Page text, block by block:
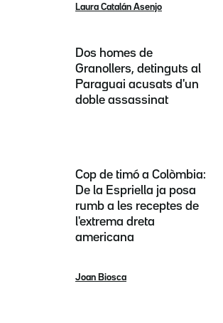
Laura Catalán Asenjo
Dos homes de
Granollers, detinguts al
Paraguai acusats d'un
doble assassinat
Cop de timó a Colòmbia:
De la Espriella ja posa
rumb a les receptes de
l'extrema dreta
americana
Joan Biosca